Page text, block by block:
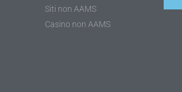
Siti non AAMS
Casino non AAMS